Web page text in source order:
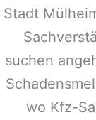
Stadt
suchen
wo Kfz-